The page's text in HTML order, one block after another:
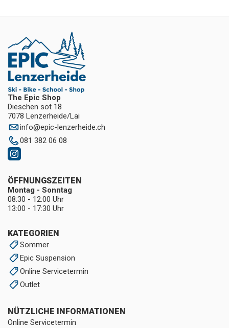
The Epic Shop
Dieschen sot 18
7078 Lenzerheide/Lai
info@epic-lenzerheide.ch
081 382 06 08
KATEGORIEN
Sommer
Epic Suspension
Online Servicetermin
Outlet
NÜTZLICHE INFORMATIONEN
Online Servicetermin
ÖFFNUNGSZEITEN
Montag - Sonntag
08:30 - 12:00 Uhr
13:00 - 17:30 Uhr